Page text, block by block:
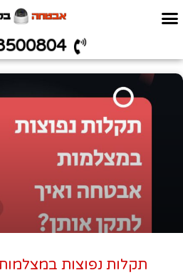
תקלות נפוצות